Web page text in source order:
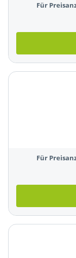
Für
Für